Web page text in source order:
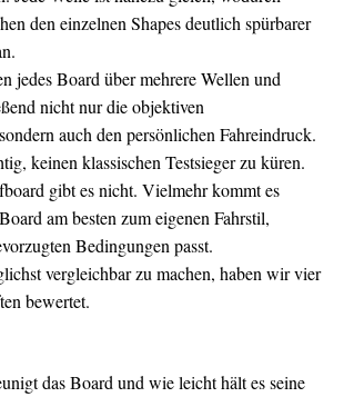
den einzelnen Shapes deutlich spürbarer
jedes Board über mehrere Wellen und
nicht nur die objektiven
auch den persönlichen Fahreindruck.
keinen klassischen Testsieger zu küren.
gibt es nicht. Vielmehr kommt es
am besten zum eigenen Fahrstil,
Bedingungen passt.
vergleichbar zu machen, haben wir vier
bewertet.
das Board und wie leicht hält es seine